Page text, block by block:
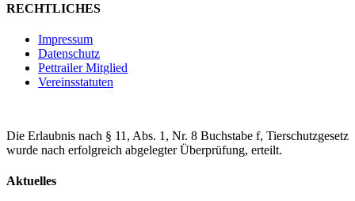
RECHTLICHES
Impressum
Datenschutz
Pettrailer Mitglied
Vereinsstatuten
Die Erlaubnis nach § 11, Abs. 1, Nr. 8 Buchstabe f, Tierschutzgesetz
wurde nach erfolgreich abgelegter Überprüfung, erteilt.
Aktuelles